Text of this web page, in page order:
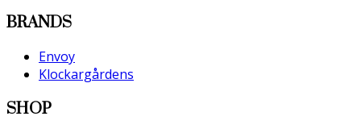
BRANDS
Envoy
Klockargårdens
SHOP